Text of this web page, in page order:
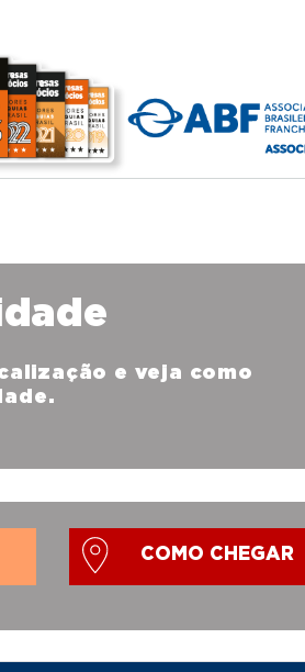
e veja como
COMO CHEGAR